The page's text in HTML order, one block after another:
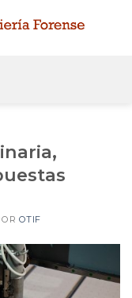
OTIF